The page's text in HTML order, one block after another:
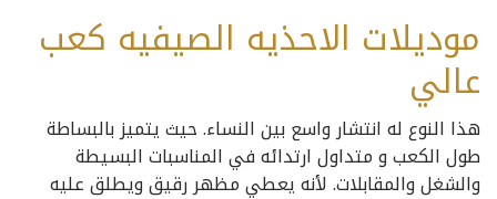
موديلات الاحذيه الصيفيه كعب
عالي
هذا النوع له انتشار واسع بين النساء. حيث يتميز بالبساطة
طول الكعب و متداول ارتدائه في المناسبات البسيطة
والشغل والمقابلات. لأنه يعطي مظهر رقيق ويطلق عليه